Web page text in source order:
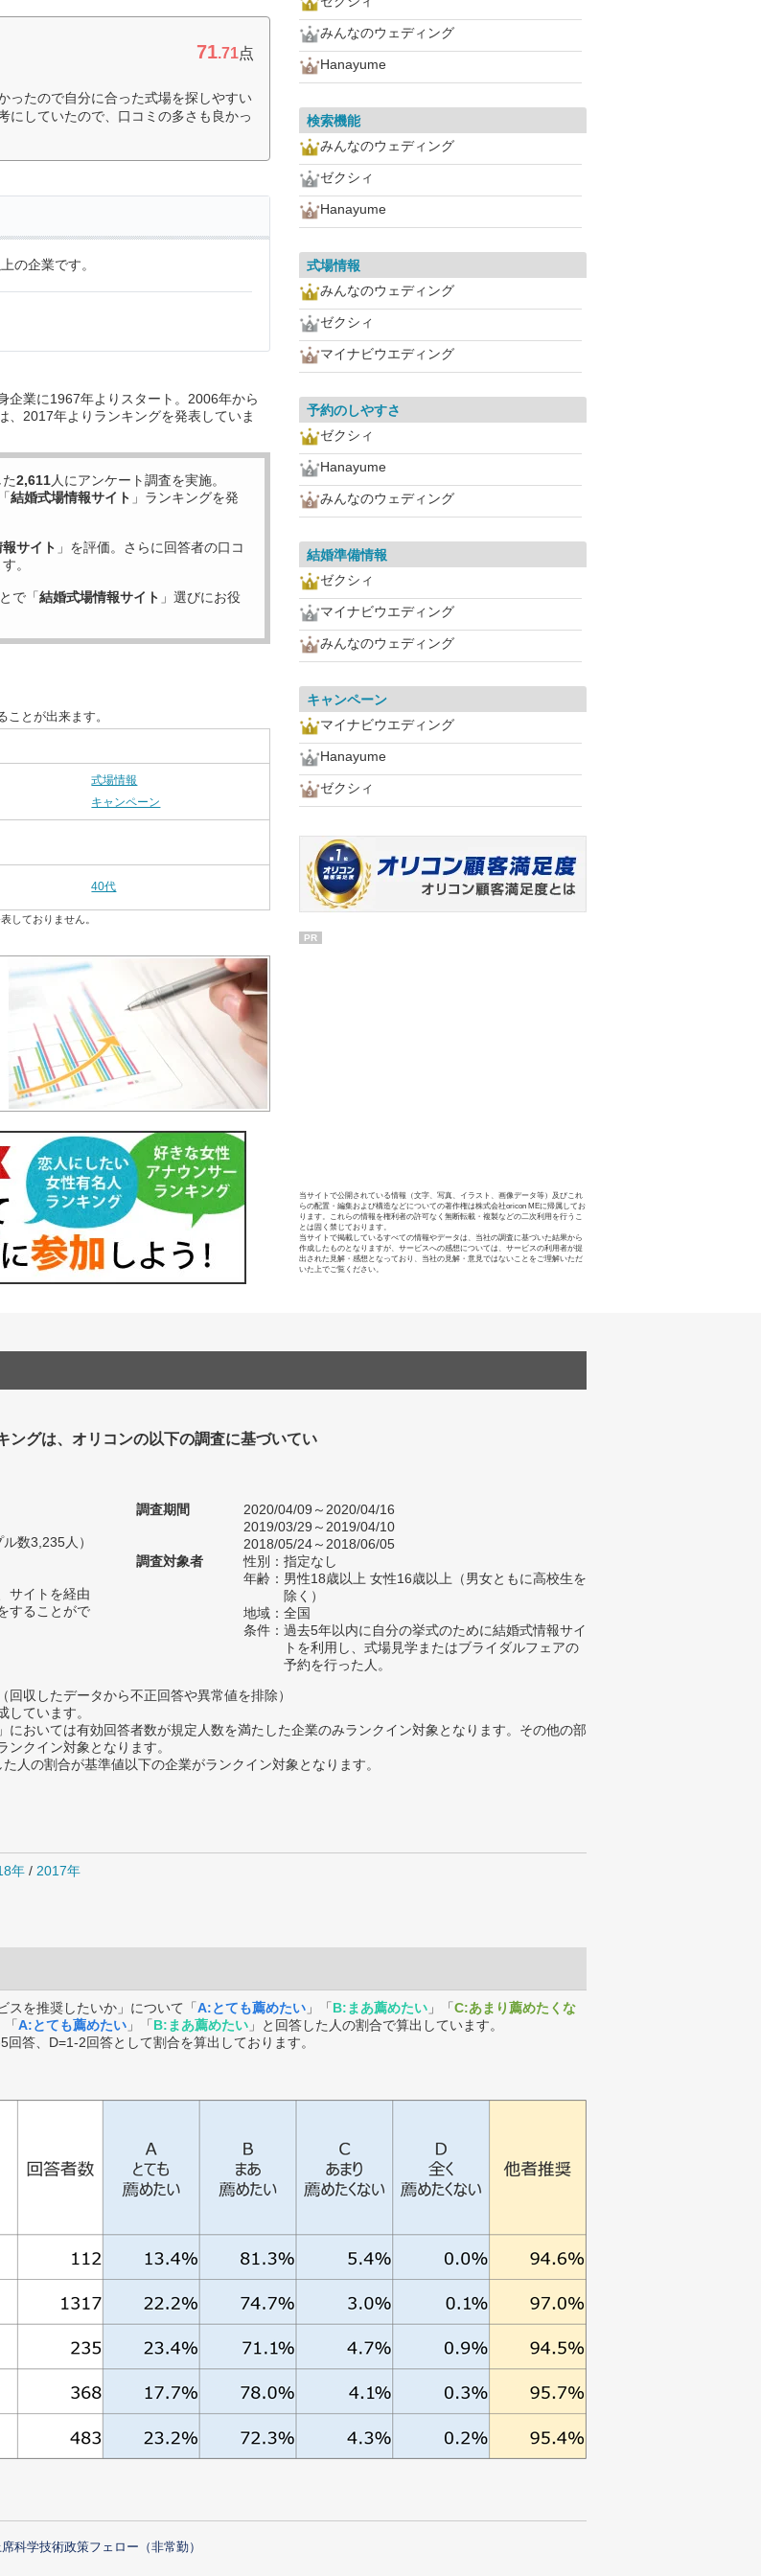
71.71点
ったので自分に合った式場を探しやすい
にしていたので、口コミの多さも良かっ
の企業です。
企業に1967年よりスタート。2006年から
、2017年よりランキングを発表していま
2,611人にアンケート調査を実施。
結婚式場情報サイト 」ランキングを発
サイト 」を評価。さらに回答者の口コ
。
で「結婚式場情報サイト 」選びにお役
とが出来ます。
式場情報
キャンペーン
40代
しておりません。
みんなのウェディング
Hanayume
検索機能
みんなのウェディング
ゼクシィ
Hanayume
式場情報
みんなのウェディング
ゼクシィ
マイナビウエディング
予約のしやすさ
ゼクシィ
Hanayume
みんなのウェディング
結婚準備情報
ゼクシィ
マイナビウエディング
みんなのウェディング
キャンペーン
マイナビウエディング
Hanayume
ゼクシィ
PR
当サイトで公開されている情報（文字、写真、イラスト、画像データ等）及びこれ
らの配置・編集および構造などについての著作権は株式会社oricon MEに帰属してお
ります。これらの情報を権利者の許可なく無断転載・複製などの二次利用を行うこ
とは固く禁じております。
当サイトで掲載しているすべての情報やデータは、当社の調査に基づいた結果から
作成したものとなりますが、サービスへの感想については、サービスの利用者が提
出された見解・感想となっており、当社の見解・意見ではないことをご理解いただ
いた上でご覧ください。
ングは、オリコンの以下の調査に基づいてい
数3,235人）
サイトを経由
することがで
調査期間
2020/04/09～2020/04/16
2019/03/29～2019/04/10
2018/05/24～2018/06/05
調査対象者
性別：指定なし
年齢：男性18歳以上 女性16歳以上（男女ともに高校生を
除く）
地域：全国
条件：過去5年以内に自分の挙式のために結婚式情報サイ
トを利用し、式場見学またはブライダルフェアの
予約を行った人。
収したデータから不正回答や異常値を排除）
ています。
おいては有効回答者数が規定人数を満たした企業のみランクイン対象となります。その他の部
クイン対象となります。
の割合が基準値以下の企業がランクイン対象となります。
年 / 2017年
スを推奨したいか」について「A:とても薦めたい 」「B:まあ薦めたい 」「C:あまり薦めたくな
「A:とても薦めたい 」「B:まあ薦めたい 」と回答した人の割合で算出しています。
答、D=1-2回答として割合を算出しております。
科学技術政策フェロー（非常勤）